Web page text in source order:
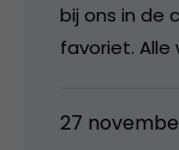
bij ons in de
favoriet. Alle
27